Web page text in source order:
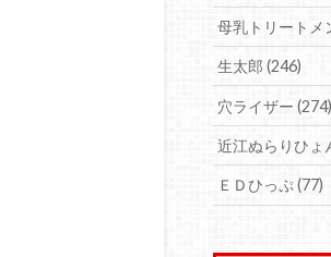
母乳トリートメ
生太郎(246)
穴ライザー(274)
近江ぬらりひょ
ＥＤひっぷ(77)